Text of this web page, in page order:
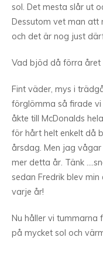
sol. Det mesta slår ut
Dessutom vet man att
och det är nog just
Vad bjöd då förra året
Fint väder, mys i
förglömma så firade
åkte till McDonalds
för hårt helt enkelt då
årsdag. Men jag
mer detta år. Tänk
sedan Fredrik blev
varje år!
Nu håller vi
på mycket sol och